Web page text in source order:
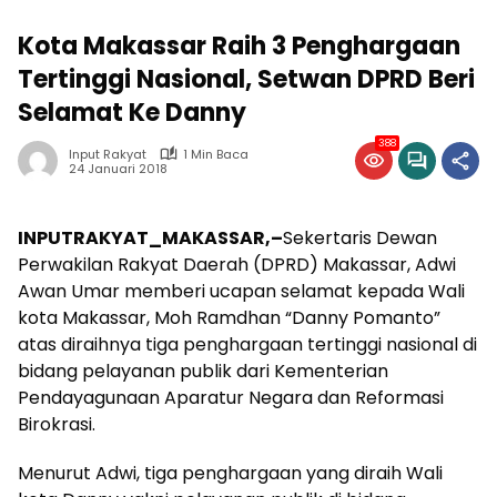
Kota Makassar Raih 3 Penghargaan
Tertinggi Nasional, Setwan DPRD Beri
Selamat Ke Danny
Input Rakyat
1 Min Baca
24 Januari 2018
388
INPUTRAKYAT_MAKASSAR,–Sekertaris Dewan
Perwakilan Rakyat Daerah (DPRD) Makassar, Adwi
Awan Umar memberi ucapan selamat kepada Wali
kota Makassar, Moh Ramdhan “Danny Pomanto”
atas diraihnya tiga penghargaan tertinggi nasional di
bidang pelayanan publik dari Kementerian
Pendayagunaan Aparatur Negara dan Reformasi
Birokrasi.
Menurut Adwi, tiga penghargaan yang diraih Wali